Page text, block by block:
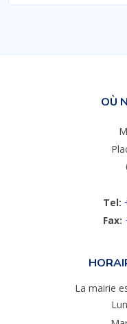
OÙ
Tel:
Fax:
La mairie